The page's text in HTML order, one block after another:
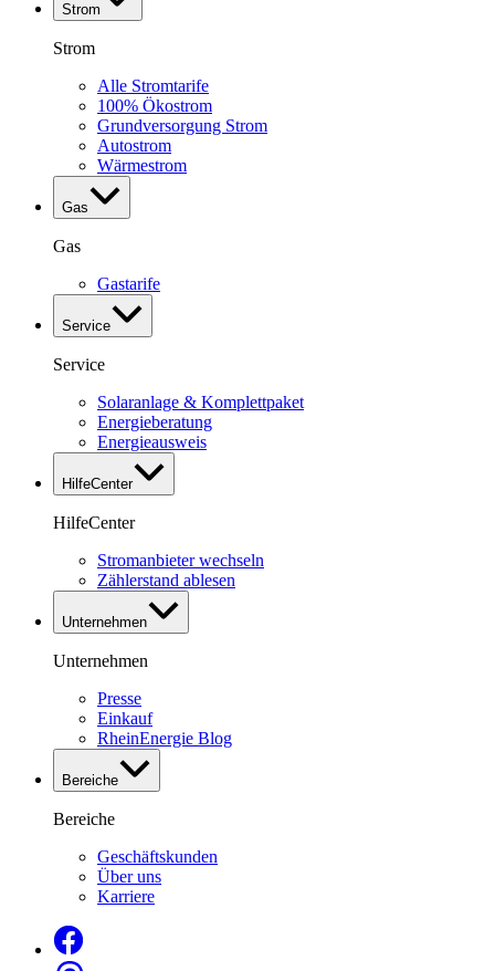
Strom
Strom
Alle Stromtarife
100% Ökostrom
Grundversorgung Strom
Autostrom
Wärmestrom
Gas
Gas
Gastarife
Service
Service
Solaranlage & Komplettpaket
Energieberatung
Energieausweis
HilfeCenter
HilfeCenter
Stromanbieter wechseln
Zählerstand ablesen
Unternehmen
Unternehmen
Presse
Einkauf
RheinEnergie Blog
Bereiche
Bereiche
Geschäftskunden
Über uns
Karriere